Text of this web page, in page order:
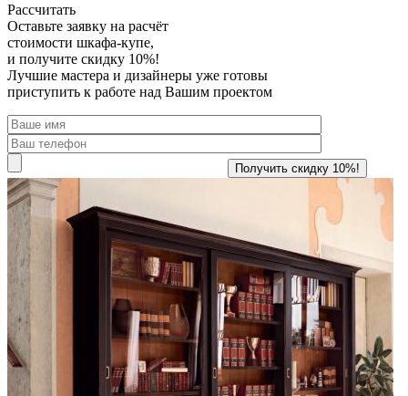
Рассчитать
Оставьте заявку на расчёт
стоимости шкафа-купе,
и получите скидку 10%!
Лучшие мастера и дизайнеры уже готовы
приступить к работе над Вашим проектом